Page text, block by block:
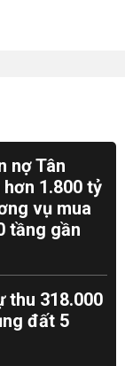
nợ Tân
1.800 tỷ
vụ mua
tầng gần
thu 318.000
đất 5